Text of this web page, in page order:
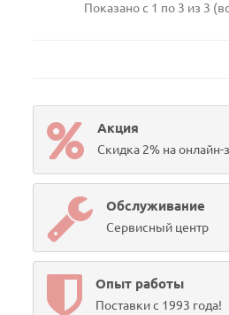
Показано с 1 по 3 из 3
Акция
Скидка 2% на онлайн-
Обслуживание
Сервисный центр
Опыт работы
Поставки с 1993 года!